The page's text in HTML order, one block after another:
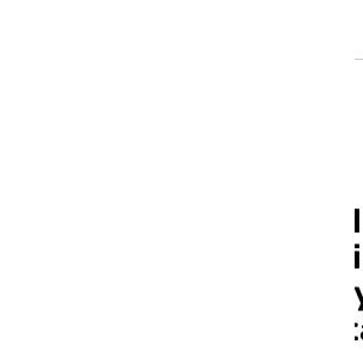
La Mezquita-
Córdoba expone en
modelo de seguridad
futuro centro de